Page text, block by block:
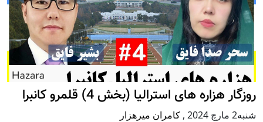
روزگار هزاره های استرالیا (بخش 4) قلمرو کانبرا
شنبه2 مارچ 2024 , کامران میرهزار